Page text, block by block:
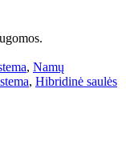
, Namų
, Hibridinė saulės